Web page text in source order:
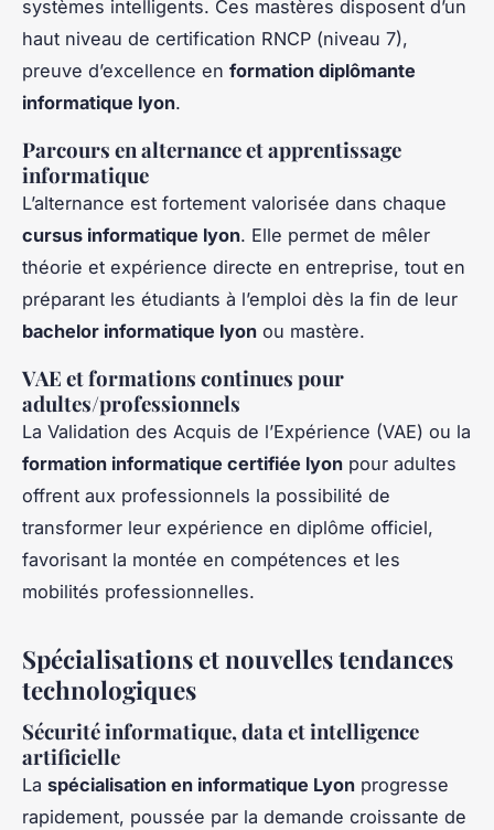
systèmes intelligents. Ces mastères disposent d’un
haut niveau de certification RNCP (niveau 7),
preuve d’excellence en formation diplômante
informatique lyon.
Parcours en alternance et apprentissage
informatique
L’alternance est fortement valorisée dans chaque
cursus informatique lyon. Elle permet de mêler
théorie et expérience directe en entreprise, tout en
préparant les étudiants à l’emploi dès la fin de leur
bachelor informatique lyon ou mastère.
VAE et formations continues pour
adultes/professionnels
La Validation des Acquis de l’Expérience (VAE) ou la
formation informatique certifiée lyon pour adultes
offrent aux professionnels la possibilité de
transformer leur expérience en diplôme officiel,
favorisant la montée en compétences et les
mobilités professionnelles.
Spécialisations et nouvelles tendances
technologiques
Sécurité informatique, data et intelligence
artificielle
La spécialisation en informatique Lyon progresse
rapidement, poussée par la demande croissante de